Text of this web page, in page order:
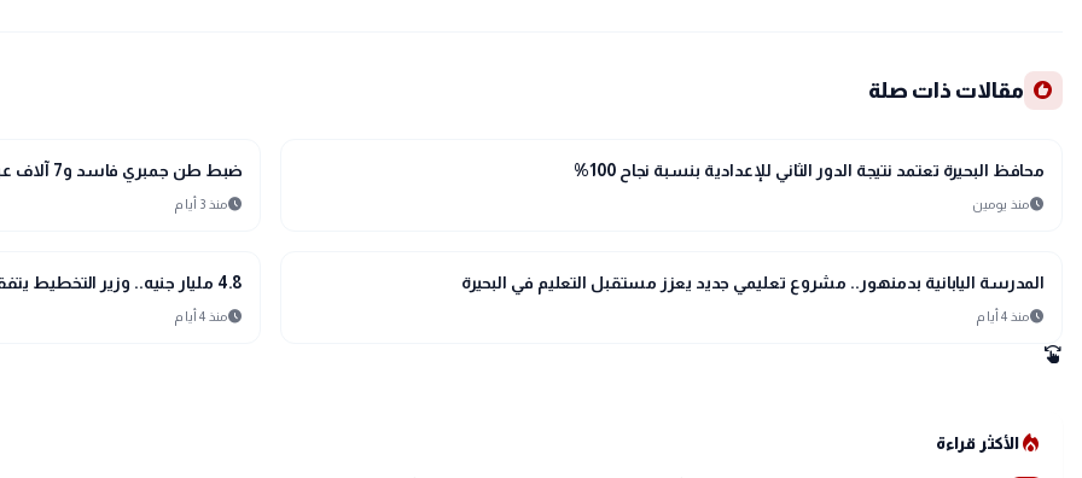
recommend مقالات ذات صلة
location_city
بحراوي
محافظ البحيرة تعتمد نتيجة الدور الثاني للإعدادية بنسبة نجاح 100%
scheduleمنذ يومين location_city
بحراوي
ضبط طن جمبري فاسد و7 آلاف عبوة مبيدات مجهولة المصدر بالبحيرة
scheduleمنذ 3 أيام
location_city
بحراوي
المدرسة اليابانية بدمنهور.. مشروع تعليمي جديد يعزز مستقبل التعليم في البحيرة
scheduleمنذ 4 أيام location_city
بحراوي
4.8 مليار جنيه.. وزير التخطيط يتفقد أكبر المشروعات الصحية والتعليمية بالبحيرة
scheduleمنذ 4 أيام
swipe
local_fire_departmentالأكثر قراءة